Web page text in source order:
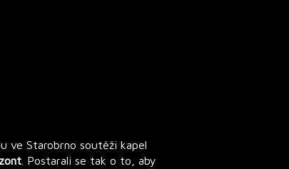
ve Starobrno soutěži kapel
. Postarali se tak o to, aby